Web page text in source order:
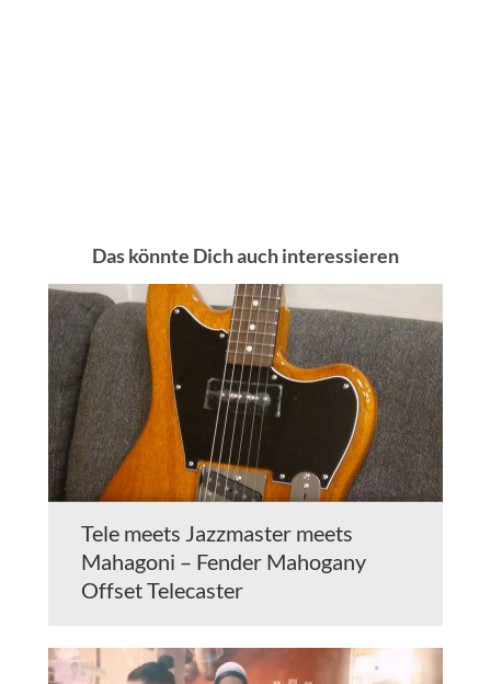
Das könnte Dich auch interessieren
Tele meets Jazzmaster meets
Mahagoni – Fender Mahogany
Offset Telecaster